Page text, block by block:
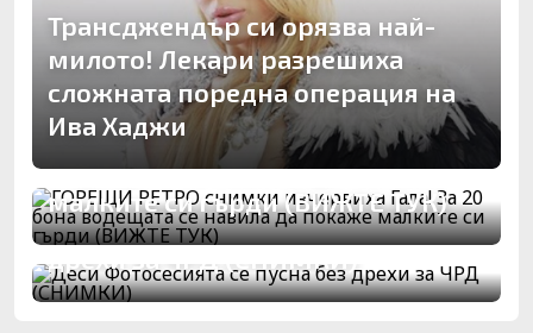
Трансджендър си орязва най-
милото! Лекари разрешиха
сложната поредна операция на
Ива Хаджи
ГОРЕЩИ РЕТРО снимки
изчервиха Гала! За 20 бона
водещата се навила да покаже
малките си гърди (ВИЖТЕ ТУК)
Деси Фотосесията се пусна без
дрехи за ЧРД (СНИМКИ)